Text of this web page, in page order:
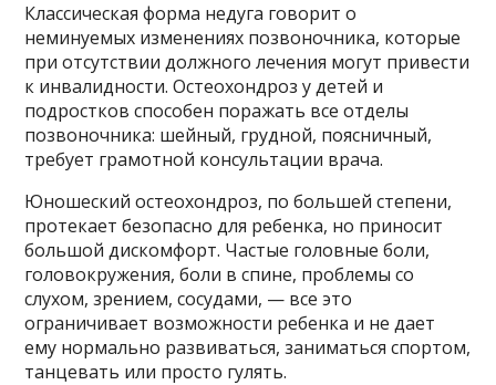
Классическая форма недуга говорит о
неминуемых изменениях позвоночника, которые
при отсутствии должного лечения могут привести
к инвалидности. Остеохондроз у детей и
подростков способен поражать все отделы
позвоночника: шейный, грудной, поясничный,
требует грамотной консультации врача.
Юношеский остеохондроз, по большей степени,
протекает безопасно для ребенка, но приносит
большой дискомфорт. Частые головные боли,
головокружения, боли в спине, проблемы со
слухом, зрением, сосудами, — все это
ограничивает возможности ребенка и не дает
ему нормально развиваться, заниматься спортом,
танцевать или просто гулять.